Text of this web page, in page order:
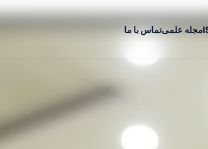
مجله علمیتماس با ما